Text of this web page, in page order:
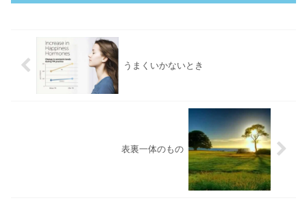
うまくいかないとき
表裏一体のもの